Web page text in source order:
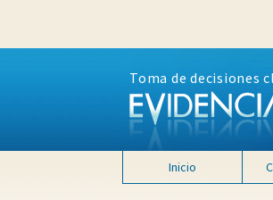
Toma de decisiones
Inicio